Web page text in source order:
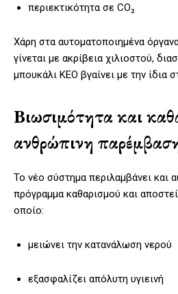
περιεκτικότητα σε CO₂
Χάρη στα αυτοματοποιημένα
γίνεται με ακρίβεια χιλιοστού,
μπουκάλι ΚΕΟ βγαίνει με την ίδια
Βιωσιμότητα και
ανθρώπινη
Το νέο σύστημα περιλαμβάνει και
πρόγραμμα καθαρισμού και
οποίο:
μειώνει την κατανάλωση νερού
εξασφαλίζει απόλυτη υγιεινή